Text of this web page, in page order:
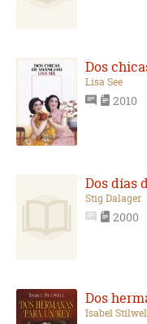
Dos
Lisa See
2010
Dos días
Stig Dalager
2000
Dos
Isabel